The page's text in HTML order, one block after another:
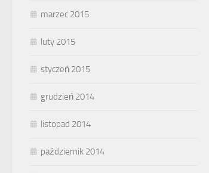
marzec 2015
luty 2015
styczeń 2015
grudzień 2014
listopad 2014
październik 2014